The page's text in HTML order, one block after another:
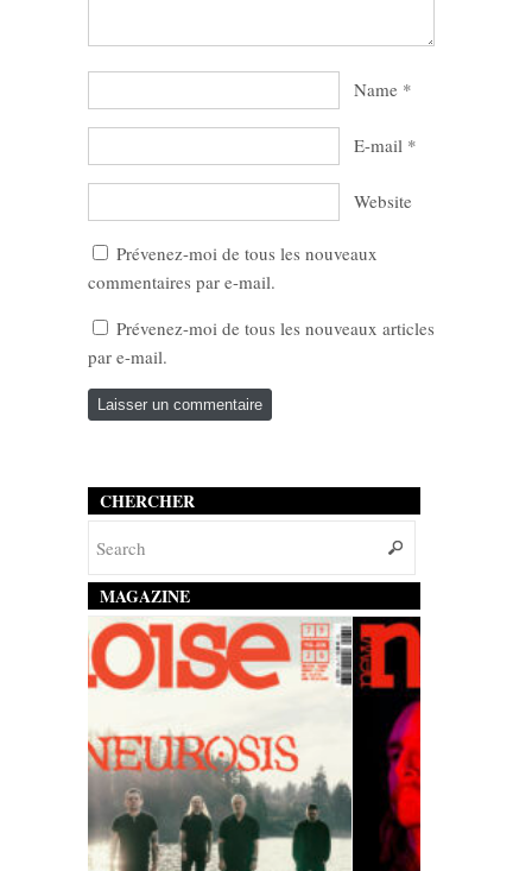
Name *
E-mail *
Website
Prévenez-moi de tous les nouveaux
commentaires par e-mail.
Prévenez-moi de tous les nouveaux articles
par e-mail.
CHERCHER
MAGAZINE